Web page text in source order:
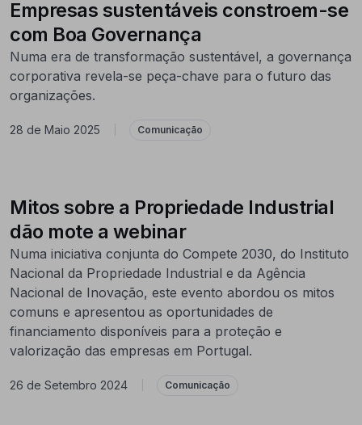
Empresas sustentáveis constroem-se
com Boa Governança
Numa era de transformação sustentável, a governança
corporativa revela-se peça-chave para o futuro das
organizações.
28 de Maio 2025 Comunicação
Mitos sobre a Propriedade Industrial
dão mote a webinar
Numa iniciativa conjunta do Compete 2030, do Instituto
Nacional da Propriedade Industrial e da Agência
Nacional de Inovação, este evento abordou os mitos
comuns e apresentou as oportunidades de
financiamento disponíveis para a proteção e
valorização das empresas em Portugal.
26 de Setembro 2024 Comunicação